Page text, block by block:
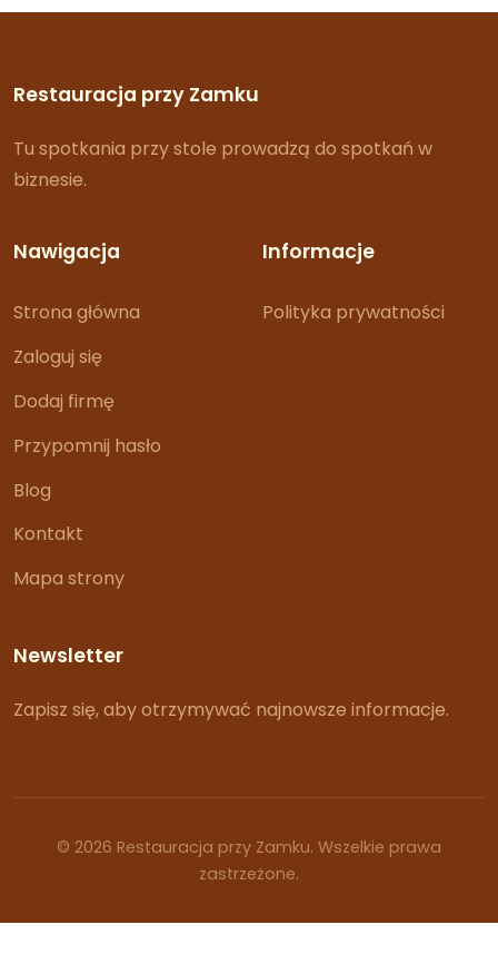
Restauracja przy Zamku
Tu spotkania przy stole prowadzą do spotkań w
biznesie.
Nawigacja
Strona główna
Zaloguj się
Dodaj firmę
Przypomnij hasło
Blog
Kontakt
Mapa strony
Informacje
Polityka prywatności
Newsletter
Zapisz się, aby otrzymywać najnowsze informacje.
© 2026 Restauracja przy Zamku. Wszelkie prawa
zastrzeżone.